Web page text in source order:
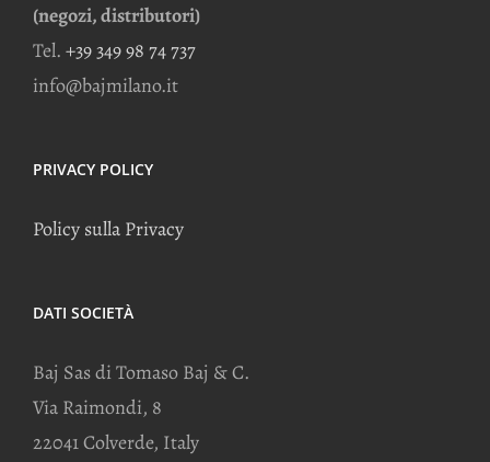
(negozi, distributori)
Tel. +39 349 98 74 737
info@bajmilano.it
PRIVACY POLICY
Policy sulla Privacy
DATI SOCIETÀ
Baj Sas di Tomaso Baj & C.
Via Raimondi, 8
22041 Colverde, Italy